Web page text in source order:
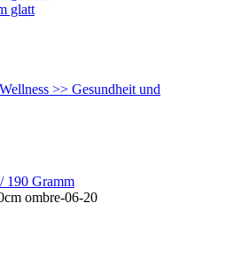
glatt
>> Gesundheit und
190 Gramm
ombre-06-20